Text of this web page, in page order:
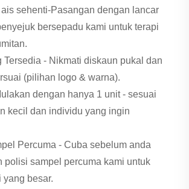
sehenti-Pasangan dengan lancar
bersepadu kami untuk terapi
Tersedia - Nikmati diskaun pukal dan
(pilihan logo & warna).
dengan hanya 1 unit - sesuai
kecil dan individu yang ingin
Percuma - Cuba sebelum anda
polisi sampel percuma kami untuk
yang besar.